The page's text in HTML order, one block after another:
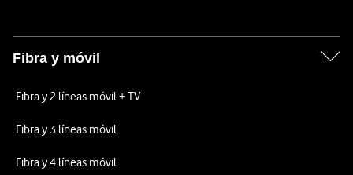
Fibra y móvil
Fibra y 2 líneas móvil + TV
Fibra y 3 líneas móvil
Fibra y 4 líneas móvil